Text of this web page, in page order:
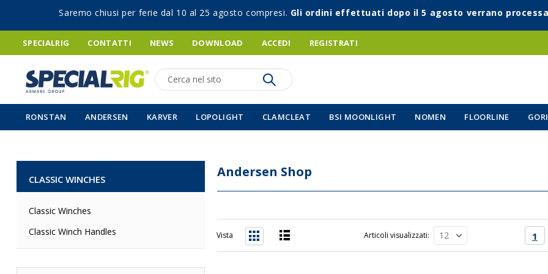
Saremo chiusi per ferie dal 10 al 25 agosto compresi. Gli ordini effettuati dopo il 5 agosto verrano
SPECIALRIG CONTATTI NEWS DOWNLOAD ACCEDI REGISTRATI
Ricerca
RONSTAN ANDERSEN KARVER LOPOLIGHT CLAMCLEAT BSI MOONLIGHT NOMEN FLOORLINE
Andersen Shop
Pagina
1
Articoli visualizzati
Vista
CLASSIC WINCHES
Classic Winches
Classic Winch Handles